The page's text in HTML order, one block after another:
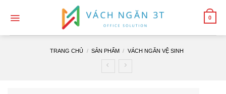
0
TRANG CHỦ / SẢN PHẨM / VÁCH NGĂN VỆ SINH